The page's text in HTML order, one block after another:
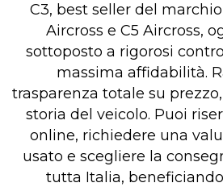
C3, best seller del
Aircross e C5 Aircross,
sottoposto a rigorosi
massima affidabilità.
trasparenza totale su
storia del veicolo. Puoi
online, richiedere una
usato e scegliere la
tutta Italia,